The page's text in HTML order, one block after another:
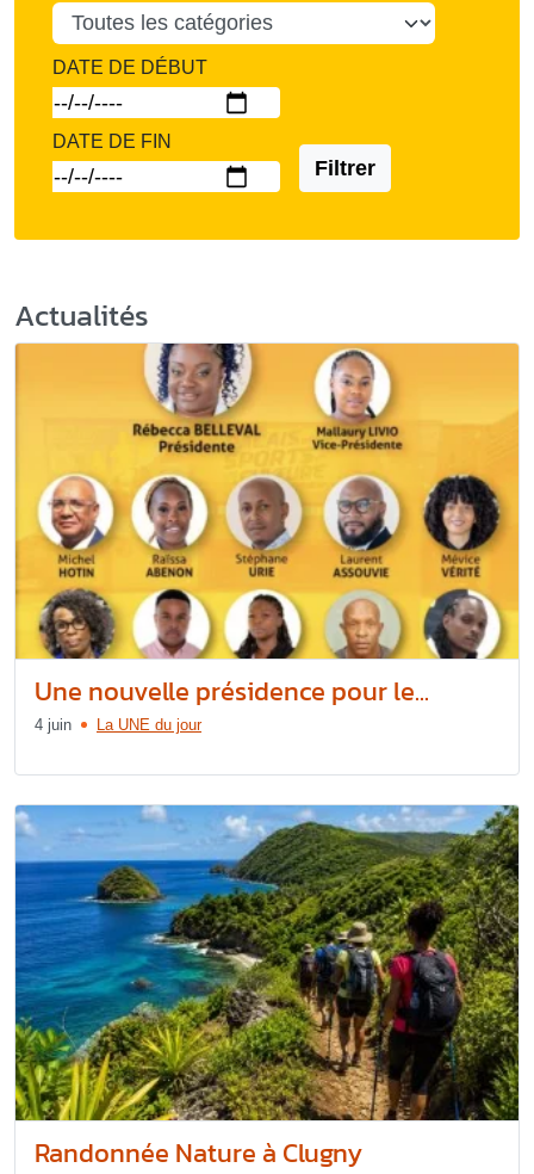
DATE DE DÉBUT
DATE DE FIN
Filtrer
Actualités
Une nouvelle présidence pour le...
4 juin La UNE du jour
Randonnée Nature à Clugny